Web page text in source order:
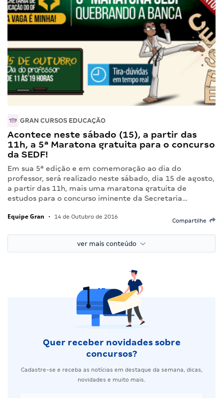
GRAN CURSOS EDUCAÇÃO
Acontece neste sábado (15), a partir das
11h, a 5ª Maratona gratuita para o concurso
da SEDF!
Em sua 5ª edição e em comemoração ao dia do
professor, será realizado neste sábado, dia 15 de agosto,
a partir das 11h, mais uma maratona gratuita de
estudos para o concurso iminente da Secretaria…
Equipe Gran • 14 de Outubro de 2016
Compartilhe
ver mais conteúdo
Quer receber novidades sobre
concursos?
Cadastre-se e receba as notícias em destaque da semana, dicas,
novidades e muito mais.